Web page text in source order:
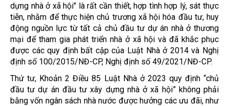
dựng nhà ở xã hội" là rất cần thiết, hợp tình hợp lý, sát thực
tiễn, nhằm để thực hiện chủ trương xã hội hóa đầu tư, huy
động nguồn lực từ tất cả chủ đầu tư dự án nhà ở thương
mại để tham gia phát triển nhà ở xã hội và đã khắc phục
được các quy định bất cập của Luật Nhà ở 2014 và Nghị
định số 100/2015/NĐ-CP, Nghị định số 49/2021/NĐ-CP.
Thứ tư, Khoản 2 Điều 85 Luật Nhà ở 2023 quy định “chủ
đầu tư dự án đầu tư xây dựng nhà ở xã hội” không phải
bằng vốn ngân sách nhà nước được hưởng các ưu đãi, như